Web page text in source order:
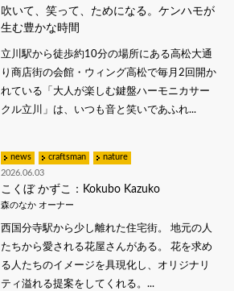
吹いて、笑って、ためになる。ケンハモが
生む豊かな時間
立川駅から徒歩約10分の場所にある高松大通
り商店街の会館・ウィング高松で毎月2回開か
れている「大人が楽しむ鍵盤ハーモニカサー
クル立川」は、いつも音と笑いであふれ...
news craftsman
nature
2026.06.03
こくぼ かずこ：Kokubo Kazuko
森のなか オーナー
西国分寺駅から少し離れた住宅街。 地元の人
たちから愛される花屋さんがある。 花を求め
る人たちのイメージを具現化し、オリジナリ
ティ溢れる提案をしてくれる。...